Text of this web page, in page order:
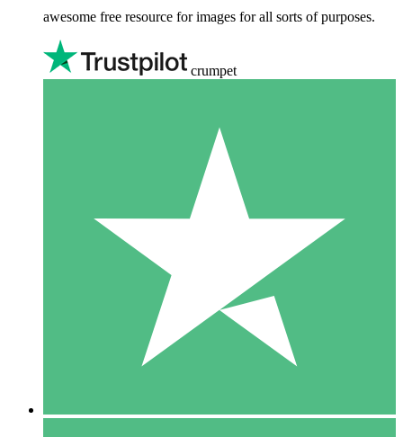
awesome free resource for images for all sorts of purposes.
crumpet